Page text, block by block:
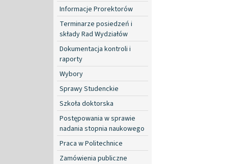
Informacje Prorektorów
Terminarze posiedzeń i
składy Rad Wydziałów
Dokumentacja kontroli i
raporty
Wybory
Sprawy Studenckie
Szkoła doktorska
Postępowania w sprawie
nadania stopnia naukowego
Praca w Politechnice
Zamówienia publiczne